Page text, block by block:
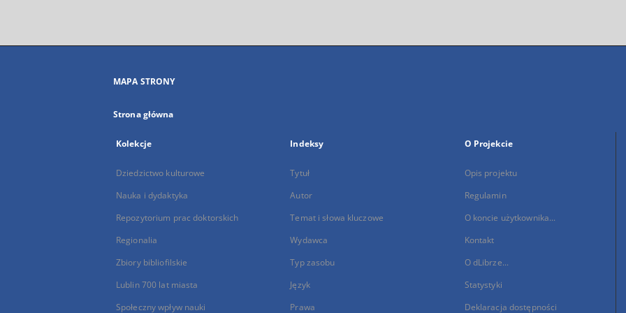
MAPA STRONY
Strona główna
Kolekcje
Dziedzictwo kulturowe
Nauka i dydaktyka
Repozytorium prac doktorskich
Regionalia
Zbiory bibliofilskie
Lublin 700 lat miasta
Społeczny wpływ nauki
Indeksy
Tytuł
Autor
Temat i słowa kluczowe
Wydawca
Typ zasobu
Język
Prawa
O Projekcie
Opis projektu
Regulamin
O koncie użytkownika...
Kontakt
O dLibrze...
Statystyki
Deklaracja dostępności